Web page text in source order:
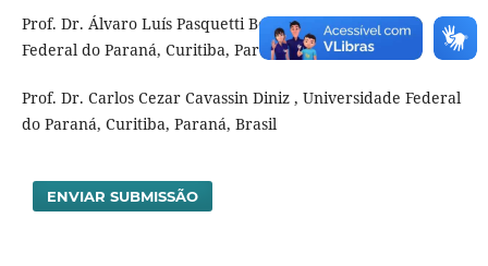
Prof. Dr. Álvaro Luís Pasquetti Berghetti, Universidade
Federal do Paraná, Curitiba, Paraná, Brasil
Prof. Dr. Carlos Cezar Cavassin Diniz , Universidade Federal
do Paraná, Curitiba, Paraná, Brasil
ENVIAR SUBMISSÃO